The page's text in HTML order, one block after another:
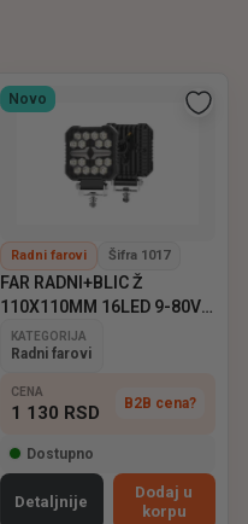
Novo
Radni farovi Šifra 1017
FAR RADNI+BLIC Ž
110X110MM 16LED 9-80V
EMARK
KATEGORIJA
Radni farovi
CENA
1 130 RSD B2B cena?
Dostupno
Detaljnije
Dodaj u
korpu